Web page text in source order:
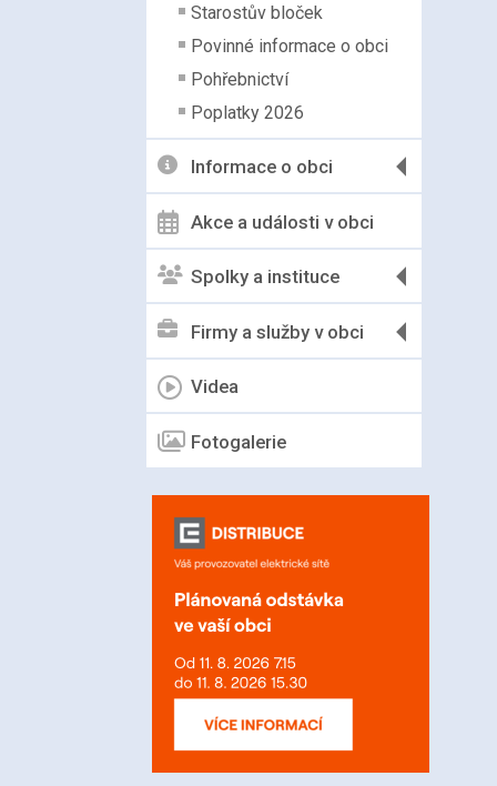
Starostův bloček
Povinné informace o obci
Pohřebnictví
Poplatky 2026
Informace o obci
Akce a události v obci
Spolky a instituce
Firmy a služby v obci
Videa
Fotogalerie